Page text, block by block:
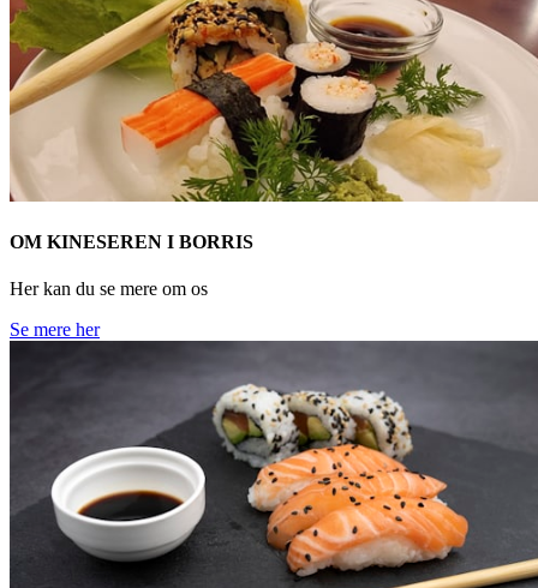
OM KINESEREN I BORRIS
Her kan du se mere om os
Se mere her